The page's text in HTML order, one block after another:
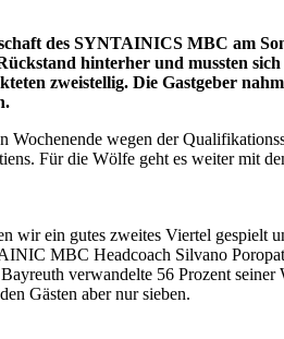
des SYNTAINICS MBC am
hinterher und mussten
zweistellig. Die Gastgeber
Wochenende wegen der
Für die Wölfe geht es weiter mit
wir ein gutes zweites Viertel
MBC Headcoach Silvano
verwandelte 56 Prozent
Gästen aber nur sieben.